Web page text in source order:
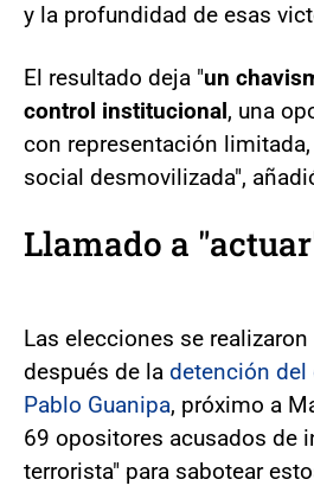
y la profundidad de esas
El resultado deja "un
control institucional, una
con representación
social desmovilizada",
Llamado a
Las elecciones se
después de la detención del
Pablo Guanipa, próximo a
69 opositores acusados de
terrorista" para sabotear